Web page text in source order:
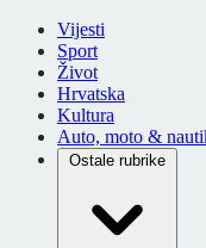
Vijesti
Sport
Život
Hrvatska
Kultura
Auto, moto &
Ostale rubrike